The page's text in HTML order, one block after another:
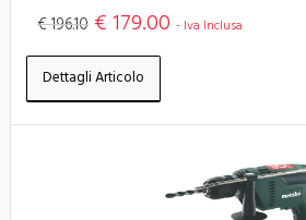
€ 196.10 € 179.00 - Iva Inclusa
Dettagli Articolo